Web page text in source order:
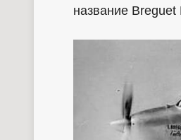
название